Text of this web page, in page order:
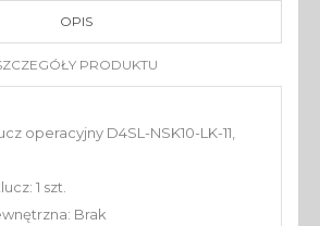
OPIS
PRODUKTU
operacyjny D4SL-NSK10-LK-11,
1 szt.
Brak